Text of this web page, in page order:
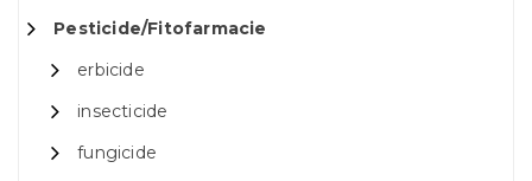
Pesticide/Fitofarmacie
erbicide
insecticide
fungicide